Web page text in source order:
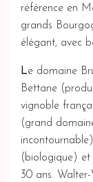
référence en
grands
élégant, avec
Le domaine
Bettane
vignoble
(grand
(biologique) et
30 ans.